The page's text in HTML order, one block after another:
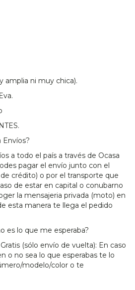
amplia ni muy chica).
Envíos?
a todo el país a través de Ocasa
pagar el envío junto con el
crédito) o por el transporte que
de estar en capital o conubarno
la mensajeria privada (moto) en
esta manera te llega el pedido
es lo que me esperaba?
(sólo envío de vuelta): En caso
o no sea lo que esperabas te lo
modelo/color o te